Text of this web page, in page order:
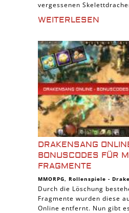
vergessenen
WEITERLESEN
DRAKENSANG
BONUSCODES FÜR
FRAGMENTE
MMORPG, Rollenspiele -
Durch die Löschung
Fragmente wurden diese
Online entfernt. Nun gibt